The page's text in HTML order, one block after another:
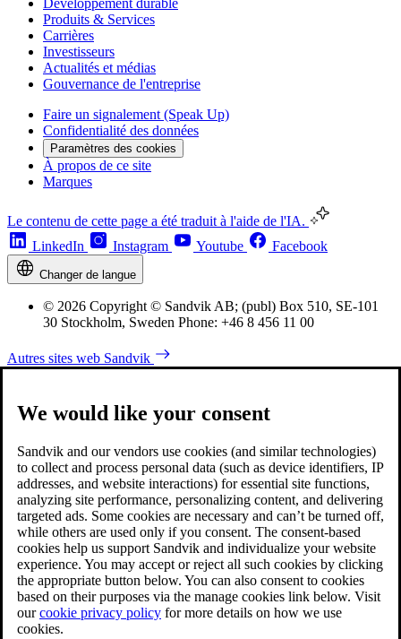
Développement durable
Produits & Services
Carrières
Investisseurs
Actualités et médias
Gouvernance de l'entreprise
Faire un signalement (Speak Up)
Confidentialité des données
Paramètres des cookies
À propos de ce site
Marques
Le contenu de cette page a été traduit à l'aide de l'IA.
LinkedIn
Instagram Youtube Facebook
Changer de langue
© 2026 Copyright © Sandvik AB; (publ) Box 510, SE-101
30 Stockholm, Sweden Phone: +46 8 456 11 00
Autres sites web Sandvik
We would like your consent
Sandvik and our vendors use cookies (and similar technologies)
to collect and process personal data (such as device identifiers, IP
addresses, and website interactions) for essential site functions,
analyzing site performance, personalizing content, and delivering
targeted ads. Some cookies are necessary and can’t be turned off,
while others are used only if you consent. The consent-based
cookies help us support Sandvik and individualize your website
experience. You may accept or reject all such cookies by clicking
the appropriate button below. You can also consent to cookies
based on their purposes via the manage cookies link below. Visit
ourcookie privacy policy for more details on how we use
cookies.